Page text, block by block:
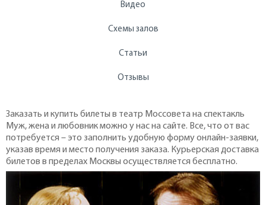
Видео
Схемы залов
Статьи
Отзывы
Заказать и купить билеты в театр Моссовета на спектакль
Муж, жена и любовник можно у нас на сайте. Все, что от вас
потребуется – это заполнить удобную форму онлайн-заявки,
указав время и место получения заказа. Курьерская доставка
билетов в пределах Москвы осуществляется бесплатно.